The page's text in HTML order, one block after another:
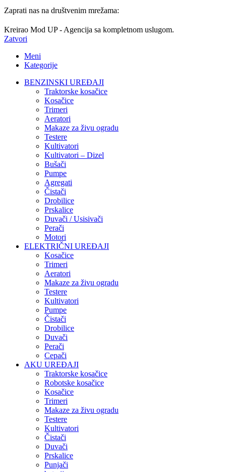
Zaprati nas na društvenim mrežama:
Kreirao Mod UP - Agencija sa kompletnom uslugom.
Zatvori
Meni
Kategorije
BENZINSKI UREĐAJI
Traktorske kosačice
Kosačice
Trimeri
Aeratori
Makaze za živu ogradu
Testere
Kultivatori
Kultivatori – Dizel
Bušači
Pumpe
Agregati
Čistači
Drobilice
Prskalice
Duvači / Usisivači
Perači
Motori
ELEKTRIČNI UREĐAJI
Kosačice
Trimeri
Aeratori
Makaze za živu ogradu
Testere
Kultivatori
Pumpe
Čistači
Drobilice
Duvači
Perači
Cepači
AKU UREĐAJI
Traktorske kosačice
Robotske kosačice
Kosačice
Trimeri
Makaze za živu ogradu
Testere
Kultivatori
Čistači
Duvači
Prskalice
Punjači